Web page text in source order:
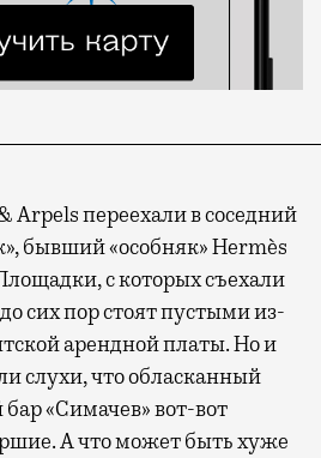
переехали в соседний
бывший «особняк» Hermès
с которых съехали
сих пор стоят пустыми из-
арендной платы. Но и
слухи, что обласканный
«Симачев» вот-вот
А что может быть хуже